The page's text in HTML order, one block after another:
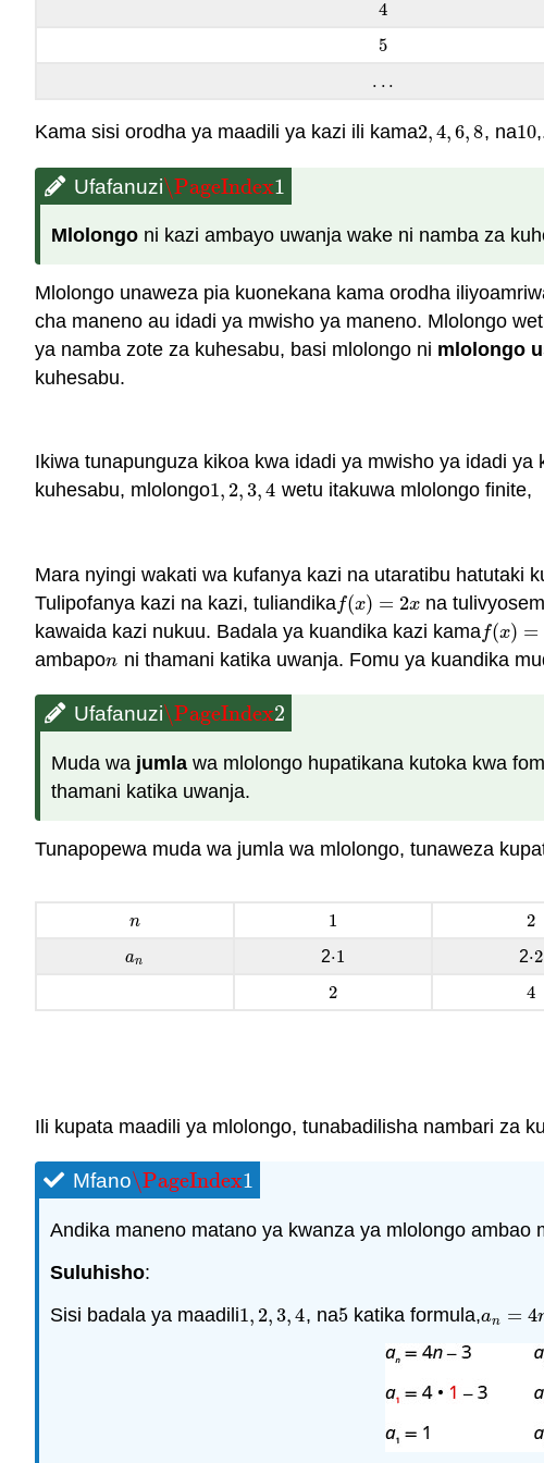
4
4
5
5
. . .
.. .
Kama sisi orodha ya maadili ya kazi ili kama2,4,6,8
2, 4, 6,8 , na10
10
Ufafanuzi\PageIndex1
\PageIndex1
Mlolongo ni kazi ambayo uwanja wake ni namba za
Mlolongo unaweza pia kuonekana kama orodha
cha maneno au idadi ya mwisho ya maneno. Mlolongo
ya namba zote za kuhesabu, basi mlolongo ni mlolongo
kuhesabu.
Ikiwa tunapunguza kikoa kwa idadi ya mwisho ya idadi ya
kuhesabu, mlolongo1, 2,3,4
1, 2, 3,4 wetu itakuwa mlolongo finite,
Mara nyingi wakati wa kufanya kazi na utaratibu hatutaki
Tulipofanya kazi na kazi, tuliandikaf(x) = 2x
f(x)= 2x na
kawaida kazi nukuu. Badala ya kuandika kazi kamaf(x) =
f(x)= 2x
ambapon
n ni thamani katika uwanja. Fomu ya kuandika
Ufafanuzi\PageIndex2
\PageIndex2
Muda wa jumla wa mlolongo hupatikana kutoka kwa
thamani katika uwanja.
Tunapopewa muda wa jumla wa mlolongo, tunaweza
n
n 1
1 2
2
an
an 2⋅1
⋅1 2⋅2
⋅2
2
2 4
4
Ili kupata maadili ya mlolongo, tunabadilisha nambari za
Mfano\PageIndex1
\PageIndex1
Andika maneno matano ya kwanza ya mlolongo ambao
Suluhisho:
Sisi badala ya maadili1, 2,3,4
1, 2, 3,4 , na5
5 katika formula,an = 4
an =4 n